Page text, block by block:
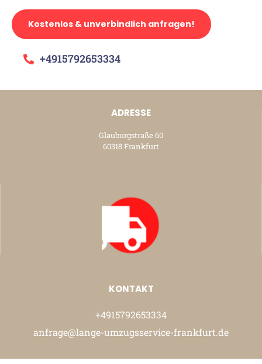
Kostenlos & unverbindlich anfragen!
+4915792653334
ADRESSE
Glauburgstraße 60
60318 Frankfurt
KONTAKT
+4915792653334
anfrage@lange-umzugsservice-frankfurt.de